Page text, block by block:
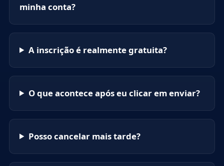
minha conta?
A inscrição é realmente gratuita?
O que acontece após eu clicar em enviar?
Posso cancelar mais tarde?